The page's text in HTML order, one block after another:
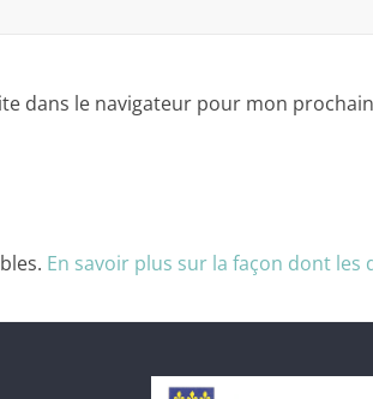
dans le navigateur pour mon
En savoir plus sur la façon dont